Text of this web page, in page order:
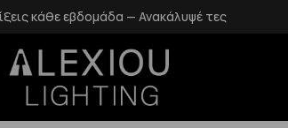
κάθε εβδομάδα — Ανακάλυψέ τες